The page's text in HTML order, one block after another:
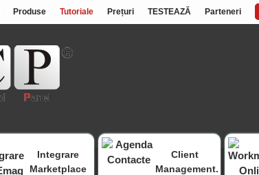
Produse Tutoriale Prețuri TESTEAZĂ Parteneri
Integrare
Marketplace
Client
Management.